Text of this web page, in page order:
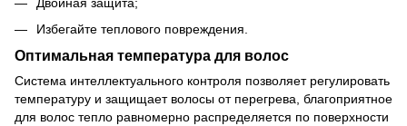
Избегайте теплового повреждения.
Оптимальная температура для волос
Система интеллектуального контроля позволяет регулировать
температуру и защищает волосы от перегрева, благоприятное
для волос тепло равномерно распределяется по поверхности